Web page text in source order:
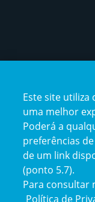
Este site
uma melhor
Poderá a
preferências
de um link
(ponto 5.7).
Para consultar
Política de